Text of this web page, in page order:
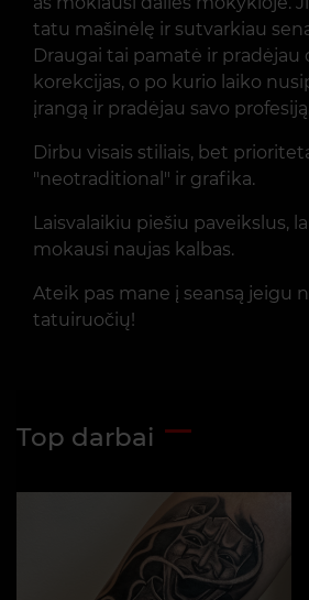
tatu mašinėlę ir sutvarkiau
Draugai tai pamatė ir pradėjau
korekcijas, o po kurio laiko
įrangą ir pradėjau savo
Dirbu visais stiliais, bet
"neotraditional" ir grafika.
Laisvalaikiu piešiu paveikslus,
mokausi naujas kalbas.
Ateik pas mane į seansą jeigu
tatuiruočių!
Top darbai